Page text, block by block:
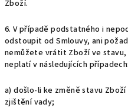
Zboží.
6. V případě podstatného i
odstoupit od Smlouvy, ani
nemůžete vrátit Zboží ve
neplatí v následujících případech:
a) došlo-li ke změně stavu
zjištění vady;